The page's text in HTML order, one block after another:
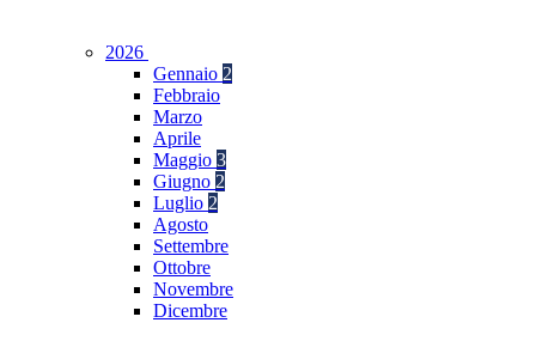
2026
Gennaio 2
Febbraio
Marzo
Aprile
Maggio 3
Giugno 2
Luglio 2
Agosto
Settembre
Ottobre
Novembre
Dicembre